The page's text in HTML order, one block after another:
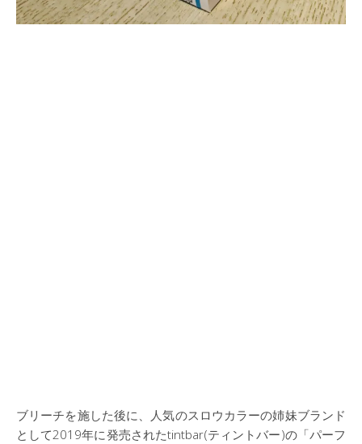
ブリーチを施した後に、人気のスロウカラーの姉妹ブランド
として2019年に発売されたtintbar(ティントバー)の「パーフ